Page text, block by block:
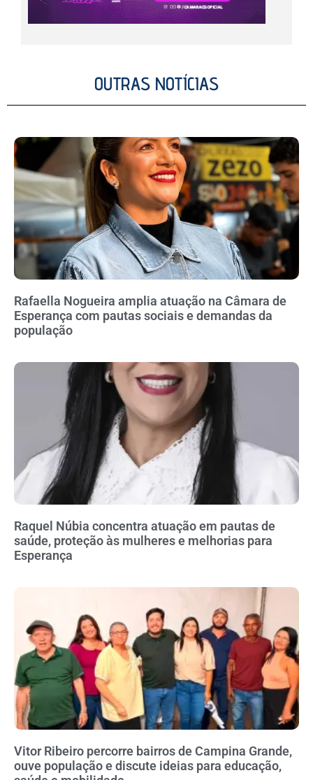
OUTRAS NOTÍCIAS
Rafaella Nogueira amplia atuação na Câmara de
Esperança com pautas sociais e demandas da
população
Raquel Núbia concentra atuação em pautas de
saúde, proteção às mulheres e melhorias para
Esperança
Vitor Ribeiro percorre bairros de Campina Grande,
ouve população e discute ideias para educação,